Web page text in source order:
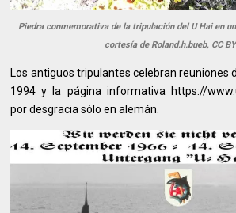
Piedra conmemorativa de la tripulación del U Hai en
cortesía de Roland.h.bueb, CC
Los antiguos tripulantes celebran reuniones
1994 y la página informativa https://
por desgracia sólo en alemán.